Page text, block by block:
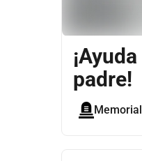
padre!